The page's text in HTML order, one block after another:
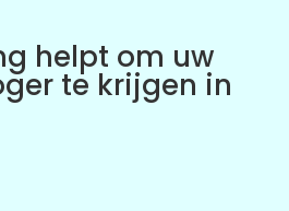
helpt om uw
te krijgen in